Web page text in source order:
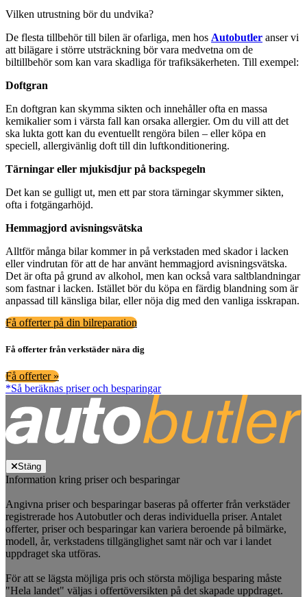
Vilken utrustning bör du undvika?
De flesta tillbehör till bilen är ofarliga, men hos Autobutler anser vi
att bilägare i större utsträckning bör vara medvetna om de
biltillbehör som kan vara skadliga för trafiksäkerheten. Till exempel:
Doftgran
En doftgran kan skymma sikten och innehåller ofta en massa
kemikalier som i värsta fall kan orsaka allergier. Om du vill att det
ska lukta gott kan du eventuellt rengöra bilen – eller köpa en
speciell, allergivänlig doft till din luftkonditionering.
Tärningar eller mjukisdjur på backspegeln
Det kan se gulligt ut, men ett par stora tärningar skymmer sikten,
ofta i fotgängarhöjd.
Hemmagjord avisningsvätska
Alltför många bilar kommer in på verkstaden med skador i lacken
eller vindrutan för att de har använt hemmagjord avisningsvätska.
Det är ofta på grund av alkohol, men kan också vara saltblandningar
som fastnar i lacken. Istället bör du köpa en färdig blandning som är
anpassad till känsliga bilar, eller nöja dig med den vanliga isskrapan.
Få offerter på din bilreparation
Få offerter från verkstäder nära dig
Få offerter »
*Så beräknas priser och besparingar
Stäng
Information kring priser och besparingar
Angivna priser och besparingar baseras på offerter från verkstäder
registrerade hos Autobutler och deras individuella priser. Antalet
offerter, priser och besparingar kan variera beroende på bilmärke,
modell, år, verkstadens tillgänglighet samt när och var i landet
uppdraget ska utföras.
För att se lägsta möjliga pris och största möjliga besparing måste
"Hela landet" väljas i offertöversikten på det skapade uppdraget.